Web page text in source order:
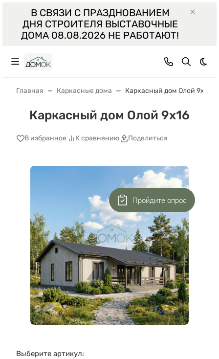
В СВЯЗИ С ПРАЗДНОВАНИЕМ
ДНЯ СТРОИТЕЛЯ ВЫСТАВОЧНЫЕ
ДОМА 08.08.2026 НЕ РАБОТАЮТ!
Главная Каркасные дома Каркасный дом Олой 9х16
Каркасный дом Олой 9х16
В избранное К сравнению Поделиться
Выберите артикул:
Пройдите опрос